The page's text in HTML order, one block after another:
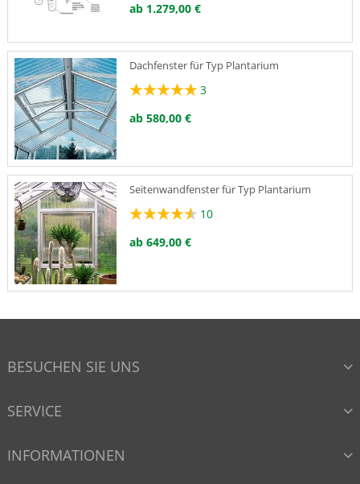
ab 1.279,00 €
Dachfenster für Typ Plantarium
3
ab 580,00 €
Seitenwandfenster für Typ Plantarium
10
ab 649,00 €
ab 798,00 €
BESUCHEN SIE UNS
SERVICE
INFORMATIONEN